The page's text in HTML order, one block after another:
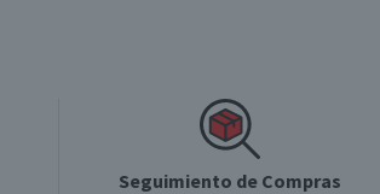
Seguimiento de Compras